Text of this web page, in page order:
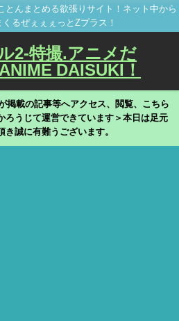
とんまとめる欲張りサイト！ネット中から
るぜぇぇぇっとZプラス！
2-特撮.アニメだ
DAISUKI！
掲載の記事等へアクセス、閲覧、こちら
ろうじて運営できています＞本日は足元
き誠に有難うございます。